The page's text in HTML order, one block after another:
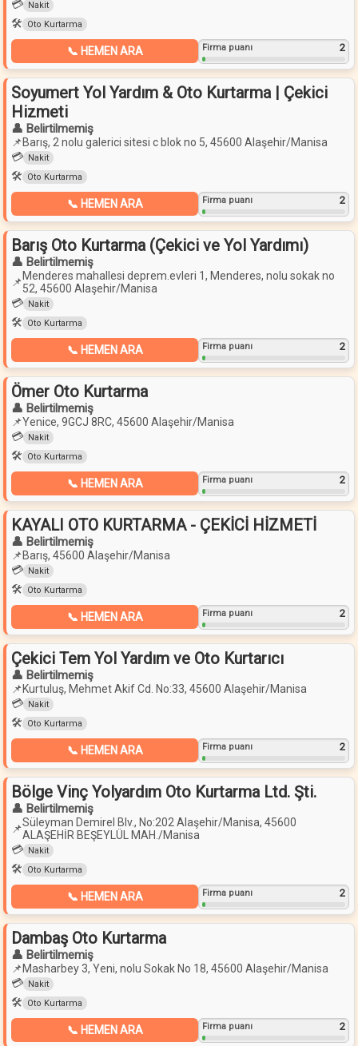
💳 Nakit
🛠️ Oto Kurtarma
📞 HEMEN ARA Firma puanı 2
Soyumert Yol Yardım & Oto Kurtarma | Çekici
Hizmeti
👤 Belirtilmemiş
📌Barış, 2 nolu galerici sitesi c blok no 5, 45600 Alaşehir/Manisa
💳 Nakit
🛠️ Oto Kurtarma
📞 HEMEN ARA Firma puanı 2
Barış Oto Kurtarma (Çekici ve Yol Yardımı)
👤 Belirtilmemiş
📌Menderes mahallesi deprem.evleri 1, Menderes, nolu sokak no
52, 45600 Alaşehir/Manisa
💳 Nakit
🛠️ Oto Kurtarma
📞 HEMEN ARA Firma puanı 2
Ömer Oto Kurtarma
👤 Belirtilmemiş
📌Yenice, 9GCJ 8RC, 45600 Alaşehir/Manisa
💳 Nakit
🛠️ Oto Kurtarma
📞 HEMEN ARA Firma puanı 2
KAYALI OTO KURTARMA - ÇEKİCİ HİZMETİ
👤 Belirtilmemiş
📌Barış, 45600 Alaşehir/Manisa
💳 Nakit
🛠️ Oto Kurtarma
📞 HEMEN ARA Firma puanı 2
Çekici Tem Yol Yardım ve Oto Kurtarıcı
👤 Belirtilmemiş
📌Kurtuluş, Mehmet Akif Cd. No:33, 45600 Alaşehir/Manisa
💳 Nakit
🛠️ Oto Kurtarma
📞 HEMEN ARA Firma puanı 2
Bölge Vinç Yolyardım Oto Kurtarma Ltd. Şti.
👤 Belirtilmemiş
📌Süleyman Demirel Blv., No:202 Alaşehir/Manisa, 45600
ALAŞEHİR BEŞEYLÜL MAH./Manisa
💳 Nakit
🛠️ Oto Kurtarma
📞 HEMEN ARA Firma puanı 2
Dambaş Oto Kurtarma
👤 Belirtilmemiş
📌Masharbey 3, Yeni, nolu Sokak No 18, 45600 Alaşehir/Manisa
💳 Nakit
🛠️ Oto Kurtarma
📞 HEMEN ARA Firma puanı 2